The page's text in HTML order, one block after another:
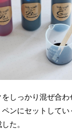
しっかり混ぜ合
ンにセットして
た。